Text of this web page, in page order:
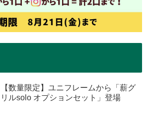
【数量限定】ユニフレームから「薪グ
リルsolo オプションセット」登場